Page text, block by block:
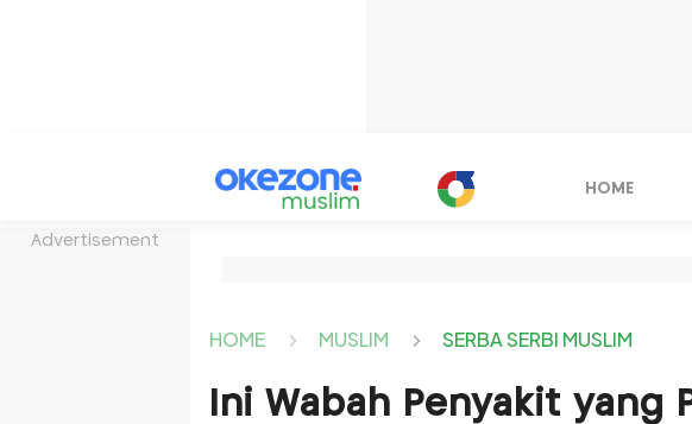
Advertisement
HOME
HOME MUSLIM SERBA SERBI MUSLIM
Ini Wabah Penyakit yang